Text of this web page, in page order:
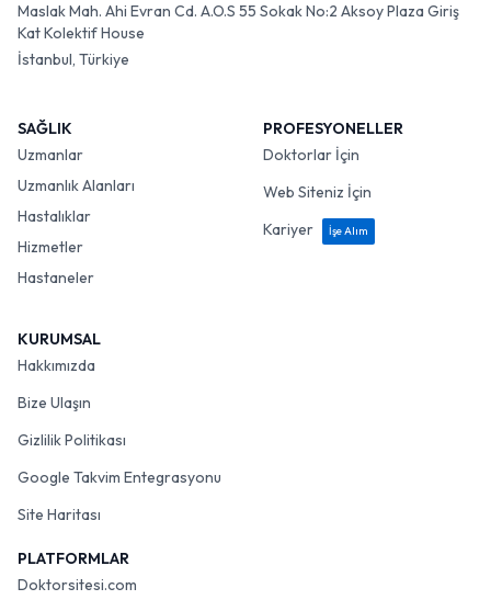
Maslak Mah. Ahi Evran Cd. A.O.S 55 Sokak No:2 Aksoy Plaza Giriş
Kat Kolektif House
İstanbul, Türkiye
SAĞLIK
Uzmanlar
Uzmanlık Alanları
Hastalıklar
Hizmetler
Hastaneler
PROFESYONELLER
Doktorlar İçin
Web Siteniz İçin
Kariyer
İşe Alım
KURUMSAL
Hakkımızda
Bize Ulaşın
Gizlilik Politikası
Google Takvim Entegrasyonu
Site Haritası
PLATFORMLAR
Doktorsitesi.com